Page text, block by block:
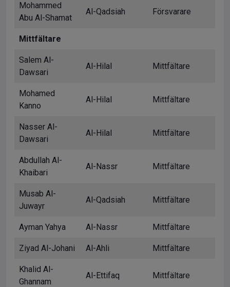
Mohammed
Abu Al-Shamat
Al-Qadsiah Försvarare
Mittfältare
Salem Al-
Dawsari
Al-Hilal Mittfältare
Mohamed
Kanno
Al-Hilal Mittfältare
Nasser Al-
Dawsari
Al-Hilal Mittfältare
Abdullah Al-
Khaibari
Al-Nassr Mittfältare
Musab Al-
Juwayr
Al-Qadsiah Mittfältare
Ayman Yahya Al-Nassr Mittfältare
Ziyad Al-Johani Al-Ahli Mittfältare
Khalid Al-
Ghannam
Al-Ettifaq Mittfältare